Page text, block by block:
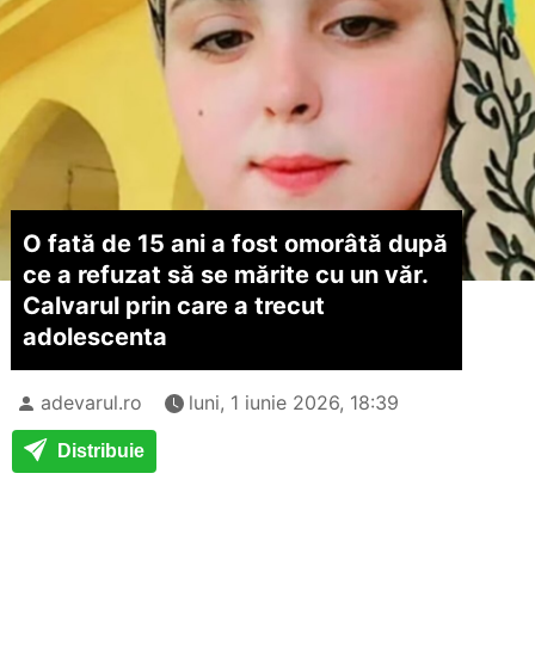
O fată de 15 ani a fost omorâtă după
ce a refuzat să se mărite cu un văr.
Calvarul prin care a trecut
adolescenta
adevarul.ro luni, 1 iunie 2026, 18:39
Distribuie